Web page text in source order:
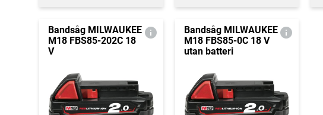
Bandsåg MILWAUKEE
M18 FBS85-202C 18
V
Bandsåg MILWAUKEE
M18 FBS85-0C 18 V
utan batteri